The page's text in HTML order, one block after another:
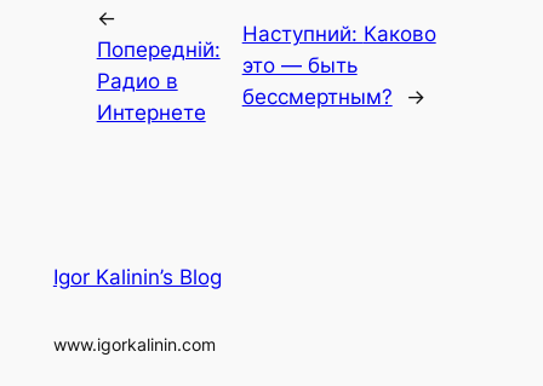
←
Попередній:
Радио в
Интернете
Наступний: Каково
это — быть
бессмертным?
→
Igor Kalinin’s Blog
www.igorkalinin.com